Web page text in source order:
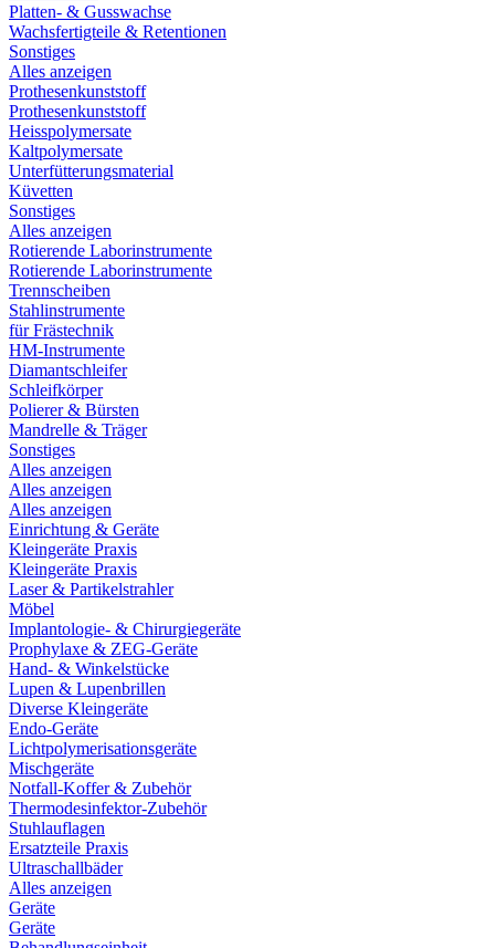
Platten- & Gusswachse
Wachsfertigteile & Retentionen
Sonstiges
Alles anzeigen
Prothesenkunststoff
Prothesenkunststoff
Heisspolymersate
Kaltpolymersate
Unterfütterungsmaterial
Küvetten
Sonstiges
Alles anzeigen
Rotierende Laborinstrumente
Rotierende Laborinstrumente
Trennscheiben
Stahlinstrumente
für Frästechnik
HM-Instrumente
Diamantschleifer
Schleifkörper
Polierer & Bürsten
Mandrelle & Träger
Sonstiges
Alles anzeigen
Alles anzeigen
Alles anzeigen
Einrichtung & Geräte
Kleingeräte Praxis
Kleingeräte Praxis
Laser & Partikelstrahler
Möbel
Implantologie- & Chirurgiegeräte
Prophylaxe & ZEG-Geräte
Hand- & Winkelstücke
Lupen & Lupenbrillen
Diverse Kleingeräte
Endo-Geräte
Lichtpolymerisationsgeräte
Mischgeräte
Notfall-Koffer & Zubehör
Thermodesinfektor-Zubehör
Stuhlauflagen
Ersatzteile Praxis
Ultraschallbäder
Alles anzeigen
Geräte
Geräte